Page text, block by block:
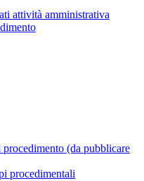
attività amministrativa
(da pubblicare
procedimentali